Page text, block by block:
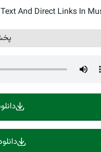
And Direct Links In